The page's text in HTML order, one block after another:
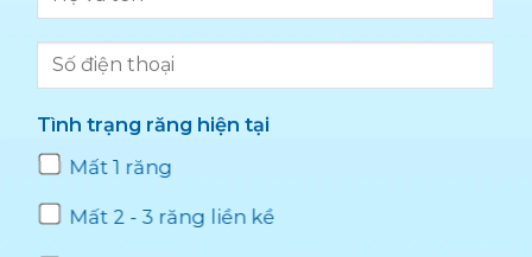
Tình trạng răng hiện tại
Mất 1 răng
Mất 2 - 3 răng liền kề